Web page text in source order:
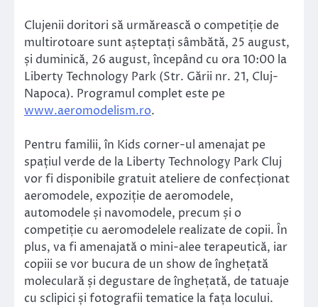
Clujenii doritori să urmărească o competiție de
multirotoare sunt așteptați sâmbătă, 25 august,
și duminică, 26 august, începând cu ora 10:00 la
Liberty Technology Park (Str. Gării nr. 21, Cluj-
Napoca). Programul complet este pe
www.aeromodelism.ro.
Pentru familii, în Kids corner-ul amenajat pe
spațiul verde de la Liberty Technology Park Cluj
vor fi disponibile gratuit ateliere de confecționat
aeromodele, expoziție de aeromodele,
automodele și navomodele, precum și o
competiție cu aeromodelele realizate de copii. În
plus, va fi amenajată o mini-alee terapeutică, iar
copiii se vor bucura de un show de înghețată
moleculară și degustare de înghețată, de tatuaje
cu sclipici și fotografii tematice la fața locului.